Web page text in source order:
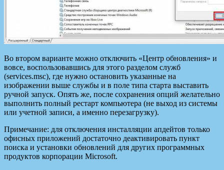
Во втором варианте можно отключить «Центр обновления» и
вовсе, воспользовавшись для этого разделом служб
(services.msc), где нужно остановить указанные на
изображении выше службы и в поле типа старта выставить
ручной запуск. Опять же, после сохранения опций желательно
выполнить полный рестарт компьютера (не выход из системы
или учетной записи, а именно перезагрузку).
Примечание: для отключения инсталляции апдейтов только
офисных приложений достаточно деактивировать пункт
поиска и установки обновлений для других программных
продуктов корпорации Microsoft.